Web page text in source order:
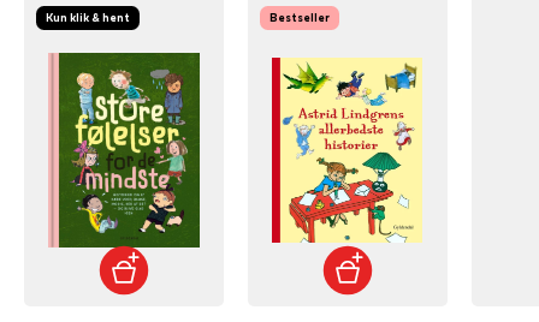
Kun klik & hent Bestseller